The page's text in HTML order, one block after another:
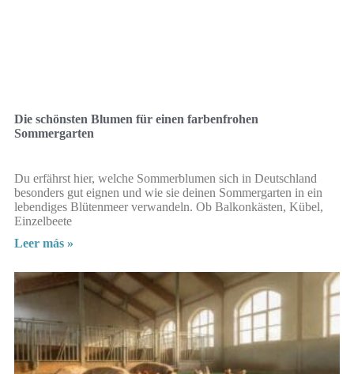
Die schönsten Blumen für einen farbenfrohen
Sommergarten
Du erfährst hier, welche Sommerblumen sich in Deutschland
besonders gut eignen und wie sie deinen Sommergarten in ein
lebendiges Blütenmeer verwandeln. Ob Balkonkästen, Kübel,
Einzelbeete
Leer más »